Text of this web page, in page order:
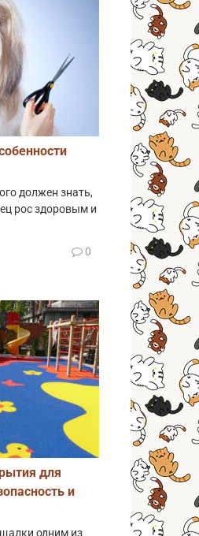
должен знать,
рос здоровым и
0
для
и
одним из